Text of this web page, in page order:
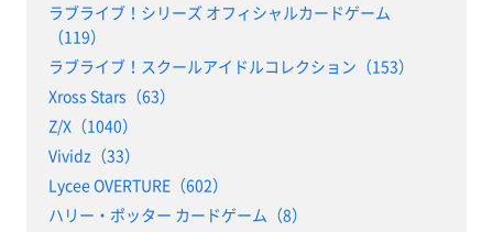
ラブライブ！シリーズ オフィシャルカードゲーム
（119）
ラブライブ！スクールアイドルコレクション（153）
Xross Stars（63）
Z/X（1040）
Vividz（33）
Lycee OVERTURE（602）
ハリー・ポッター カードゲーム（8）